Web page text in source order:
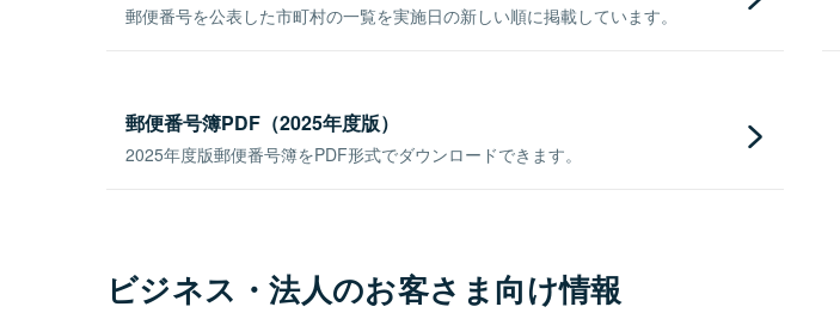
郵便番号を公表した市町村の一覧を実施日の新しい順に掲載しています。
郵便番号簿PDF（2025年度版）
2025年度版郵便番号簿をPDF形式でダウンロードできます。
ビジネス・法人のお客さま向け情報